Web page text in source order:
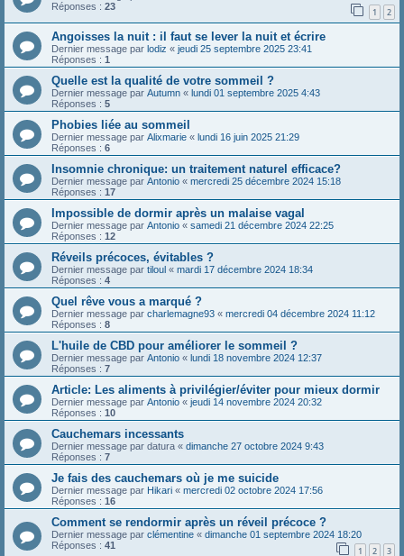
Réponses : 23 1 2
Angoisses la nuit : il faut se lever la nuit et écrire
Dernier message par lodiz « jeudi 25 septembre 2025 23:41
Réponses : 1
Quelle est la qualité de votre sommeil ?
Dernier message par Autumn « lundi 01 septembre 2025 4:43
Réponses : 5
Phobies liée au sommeil
Dernier message par Alixmarie « lundi 16 juin 2025 21:29
Réponses : 6
Insomnie chronique: un traitement naturel efficace?
Dernier message par Antonio « mercredi 25 décembre 2024 15:18
Réponses : 17
Impossible de dormir après un malaise vagal
Dernier message par Antonio « samedi 21 décembre 2024 22:25
Réponses : 12
Réveils précoces, évitables ?
Dernier message par tiloul « mardi 17 décembre 2024 18:34
Réponses : 4
Quel rêve vous a marqué ?
Dernier message par charlemagne93 « mercredi 04 décembre 2024 11:12
Réponses : 8
L'huile de CBD pour améliorer le sommeil ?
Dernier message par Antonio « lundi 18 novembre 2024 12:37
Réponses : 7
Article: Les aliments à privilégier/éviter pour mieux dormir
Dernier message par Antonio « jeudi 14 novembre 2024 20:32
Réponses : 10
Cauchemars incessants
Dernier message par datura « dimanche 27 octobre 2024 9:43
Réponses : 7
Je fais des cauchemars où je me suicide
Dernier message par Hikari « mercredi 02 octobre 2024 17:56
Réponses : 16
Comment se rendormir après un réveil précoce ?
Dernier message par clémentine « dimanche 01 septembre 2024 18:20
Réponses : 41 1 2 3